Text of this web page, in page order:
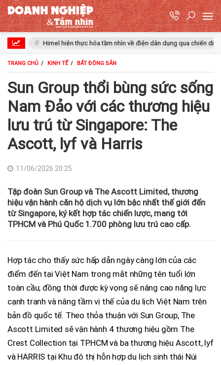
Himel hiện thực hóa tầm nhìn về điện dân dụng qua chiến dịch Dream
TRANG CHỦ KINH TẾ BẤT ĐỘNG SẢN
Sun Group thổi bùng sức sống
Nam Đảo với các thương hiệu
lưu trú từ Singapore: The
Ascott, lyf và Harris
11/06/2026 20:25
Tập đoàn Sun Group và The Ascott Limited, thương
hiệu vận hành căn hộ dịch vụ lớn bậc nhất thế giới đến
từ Singapore, ký kết hợp tác chiến lược, mang tới
TPHCM và Phú Quốc 1.700 phòng lưu trú cao cấp.
Hợp tác cho thấy sức hấp dẫn ngày càng lớn của các
điểm đến tại Việt Nam trong mắt những tên tuổi lớn
toàn cầu; đồng thời được kỳ vọng sẽ nâng cao năng lực
cạnh tranh và nâng tầm vị thế của du lịch Việt Nam trên
bản đồ quốc tế. Theo thỏa thuận với Sun Group, The
Ascott Limited sẽ vận hành 4 thương hiệu gồm The
Crest Collection tại TP.HCM và ba thương hiệu Ascott, lyf
và HARRIS tại Khu đô thị hỗn hợp du lịch sinh thái Núi